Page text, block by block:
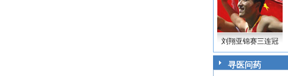
刘翔亚锦赛三连冠
寻医问药